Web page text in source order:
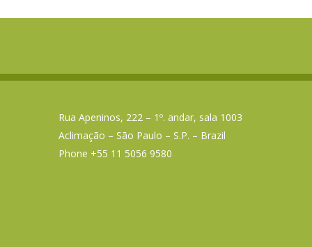
Rua Apeninos, 222 – 1º. andar, sala 1003
Aclimação – São Paulo – S.P. – Brazil
Phone +55 11 5056 9580